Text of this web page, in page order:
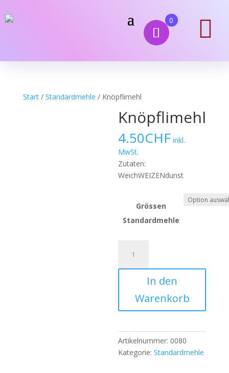
0 
Start/ Standardmehle / Knöpflimehl
Knöpflimehl
4.50CHF inkl.
MwSt.
Zutaten:
WeichWEIZENdunst
Grössen
Standardmehle
Menge
In den
Warenkorb
Artikelnummer: 0080
Kategorie:Standardmehle